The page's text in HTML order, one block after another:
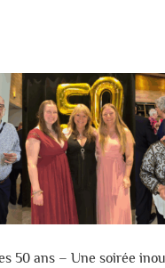
50 ans – Une soirée